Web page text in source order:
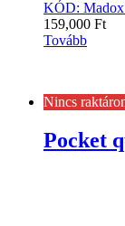
KÓD:
159,000 Ft
Tovább
Nincs
Pocket